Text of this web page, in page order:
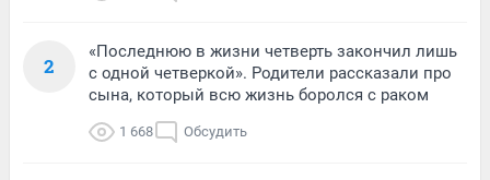
2
«Последнюю в жизни четверть закончил лишь
с одной четверкой». Родители рассказали про
сына, который всю жизнь боролся с раком
1 668 Обсудить